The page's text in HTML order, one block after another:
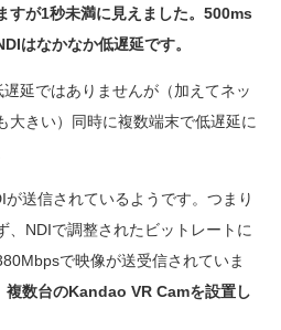
すが1秒未満に見えました。500ms
はなかなか低遅延です。
延ではありませんが（加えてネッ
大きい）同時に複数端末で低遅延に
送信されているようです。つまり
、NDIで調整されたビットレートに
で映像が送受信されていま
数台のKandao VR Camを設置し